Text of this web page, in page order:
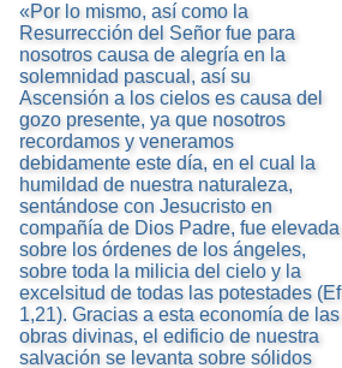
«Por lo mismo, así como la
Resurrección del Señor fue para
nosotros causa de alegría en la
solemnidad pascual, así su
Ascensión a los cielos es causa del
gozo presente, ya que nosotros
recordamos y veneramos
debidamente este día, en el cual la
humildad de nuestra naturaleza,
sentándose con Jesucristo en
compañía de Dios Padre, fue elevada
sobre los órdenes de los ángeles,
sobre toda la milicia del cielo y la
excelsitud de todas las potestades (Ef
1,21). Gracias a esta economía de las
obras divinas, el edificio de nuestra
salvación se levanta sobre sólidos